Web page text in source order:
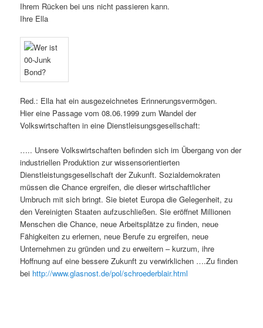
Ihrem Rücken bei uns nicht passieren kann.
Ihre Ella
Red.: Ella hat ein ausgezeichnetes Erinnerungsvermögen.
Hier eine Passage vom 08.06.1999 zum Wandel der
Volkswirtschaften in eine Dienstleisungsgesellschaft:
….. Unsere Volkswirtschaften befinden sich im Übergang von der
industriellen Produktion zur wissensorientierten
Dienstleistungsgesellschaft der Zukunft. Sozialdemokraten
müssen die Chance ergreifen, die dieser wirtschaftlicher
Umbruch mit sich bringt. Sie bietet Europa die Gelegenheit, zu
den Vereinigten Staaten aufzuschließen. Sie eröffnet Millionen
Menschen die Chance, neue Arbeitsplätze zu finden, neue
Fähigkeiten zu erlernen, neue Berufe zu ergreifen, neue
Unternehmen zu gründen und zu erweitern – kurzum, ihre
Hoffnung auf eine bessere Zukunft zu verwirklichen ….Zu finden
bei http://www.glasnost.de/pol/schroederblair.html